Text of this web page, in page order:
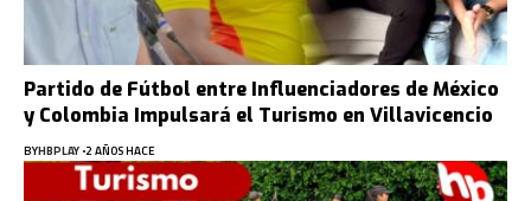
Partido de Fútbol entre Influenciadores de México
y Colombia Impulsará el Turismo en Villavicencio
BYHBPLAY 2 AÑOS HACE